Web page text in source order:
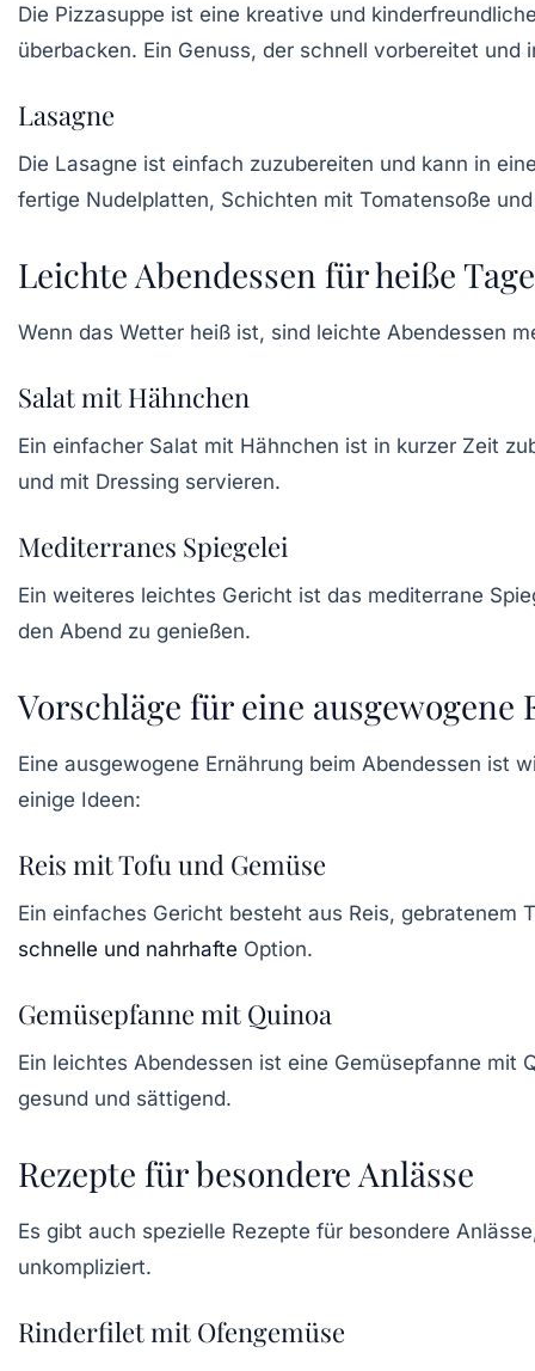
Die Pizzasuppe ist eine kreative und
überbacken. Ein Genuss, der schnell vorbereitet
Lasagne
Die Lasagne ist einfach zuzubereiten und kann in
fertige Nudelplatten, Schichten mit Tomatensoße
Leichte Abendessen für heiße Tage
Wenn das Wetter heiß ist, sind leichte Abendessen
Salat mit Hähnchen
Ein einfacher Salat mit Hähnchen ist in kurzer Zeit
und mit Dressing servieren.
Mediterranes Spiegelei
Ein weiteres leichtes Gericht ist das mediterrane
den Abend zu genießen.
Vorschläge für eine ausgewogene
Eine ausgewogene Ernährung beim Abendessen ist
einige Ideen:
Reis mit Tofu und Gemüse
Ein einfaches Gericht besteht aus Reis, gebratenem
schnelle und nahrhafte Option.
Gemüsepfanne mit Quinoa
Ein leichtes Abendessen ist eine Gemüsepfanne mit
gesund und sättigend.
Rezepte für besondere Anlässe
Es gibt auch spezielle Rezepte für besondere Anlässe
unkompliziert.
Rinderfilet mit Ofengemüse